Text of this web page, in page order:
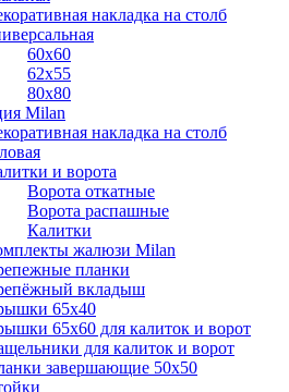
накладка на столб
60х60
62х55
80х80
Milan
накладка на столб
и ворота
Ворота откатные
Ворота распашные
Калитки
жалюзи Milan
планки
вкладыш
65х40
65х60 для калиток и ворот
для калиток и ворот
завершающие 50х50